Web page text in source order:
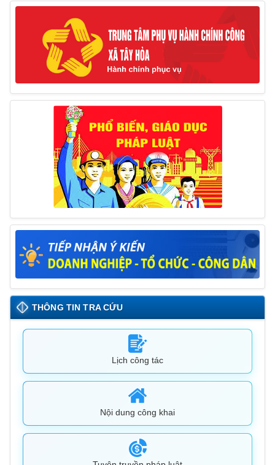
Thông báo tổ chức thực hiện Cưỡng chế buộc thực
hiện biện pháp khắc phục hậu quả trong lĩnh vực đất đai
17/06/2025
Thông báo đăng ký tiếp công dân định kỳ đợt 01
tháng 6/2025 của Chủ tịch UBND huyện
26/05/2025
Lịch tiếp công dân định kỳ đợt 1 tháng 5/2025 của
Chủ tịch UBND huyện
09/05/2025
THÔNG TIN TRA CỨU
Lịch công tác
Nội dung công khai